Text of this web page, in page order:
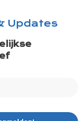
Updates